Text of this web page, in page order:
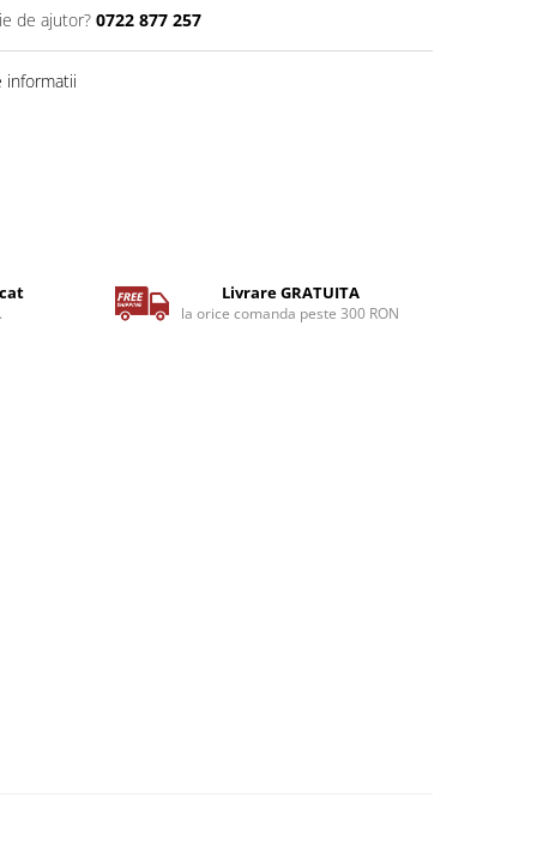
de ajutor? 0722 877 257
informatii
Livrare GRATUITA
la orice comanda peste 300 RON